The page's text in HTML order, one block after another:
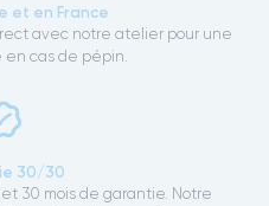
et en France
avec notre atelier pour une
en cas de pépin.
30/30
30 mois de garantie. Notre